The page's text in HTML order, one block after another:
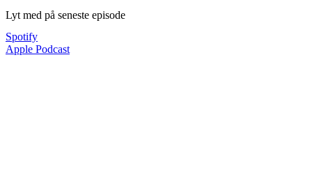
Lyt med på seneste episode
Spotify
Apple Podcast